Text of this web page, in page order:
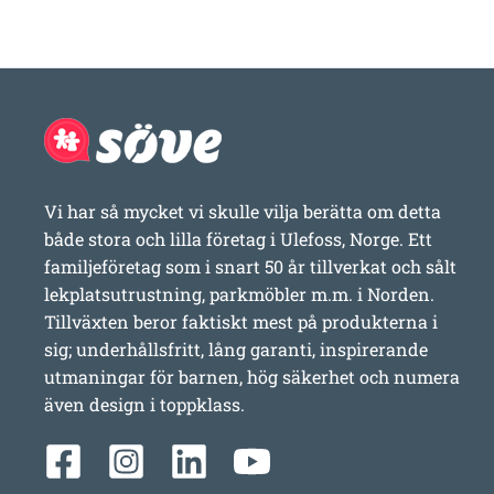
Vi har så mycket vi skulle vilja berätta om detta
både stora och lilla företag i Ulefoss, Norge. Ett
familjeföretag som i snart 50 år tillverkat och sålt
lekplatsutrustning, parkmöbler m.m. i Norden.
Tillväxten beror faktiskt mest på produkterna i
sig; underhållsfritt, lång garanti, inspirerande
utmaningar för barnen, hög säkerhet och numera
även design i toppklass.